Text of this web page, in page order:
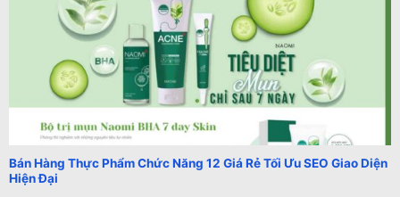
Bán Hàng Thực Phẩm Chức Năng 12 Giá Rẻ Tối Ưu SEO Giao Diện
Hiện Đại